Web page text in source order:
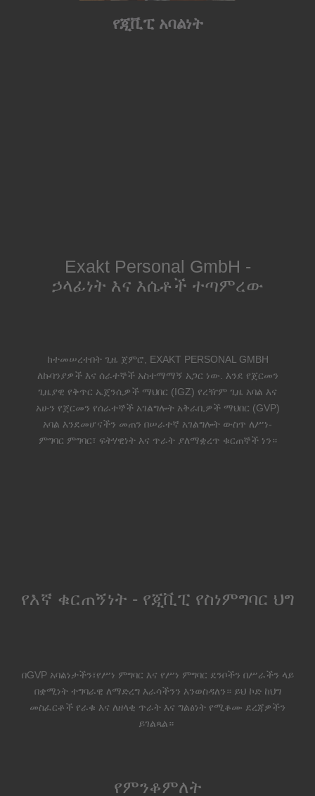
የጂቪፒ አባልነት
Exakt Personal GmbH -
ኃላፊነት እና እሴቶች ተጣምረው
ከተመሠረተበት ጊዜ ጀምሮ, EXAKT PERSONAL GMBH
ለኩባንያዎች እና ሰራተኞች አስተማማኝ አጋር ነው. እንደ የጀርመን
ጊዜያዊ የቅጥር ኤጀንሲዎች ማህበር (IGZ) የረዥም ጊዜ አባል እና
አሁን የጀርመን የሰራተኞች አገልግሎት አቅራቢዎች ማህበር (GVP)
አባል እንደመሆናችን መጠን በሠራተኛ አገልግሎት ውስጥ ለሥነ-
ምግባር ምግባር፣ ፍትሃዊነት እና ጥራት ያለማቋረጥ ቁርጠኞች ነን።
የእኛ ቁርጠኝነት - የጂቪፒ የስነምግባር ህግ
በGVP አባልነታችን፣የሥነ ምግባር እና የሥነ ምግባር ደንቦችን በሥራችን ላይ
በቋሚነት ተግባራዊ ለማድረግ እራሳችንን እንወስዳለን። ይህ ኮድ ከህግ
መስፈርቶች የራቁ እና ለዘላቂ ጥራት እና ግልፅነት የሚቆሙ ደረጃዎችን
ይገልጻል።
የምንቆምለት